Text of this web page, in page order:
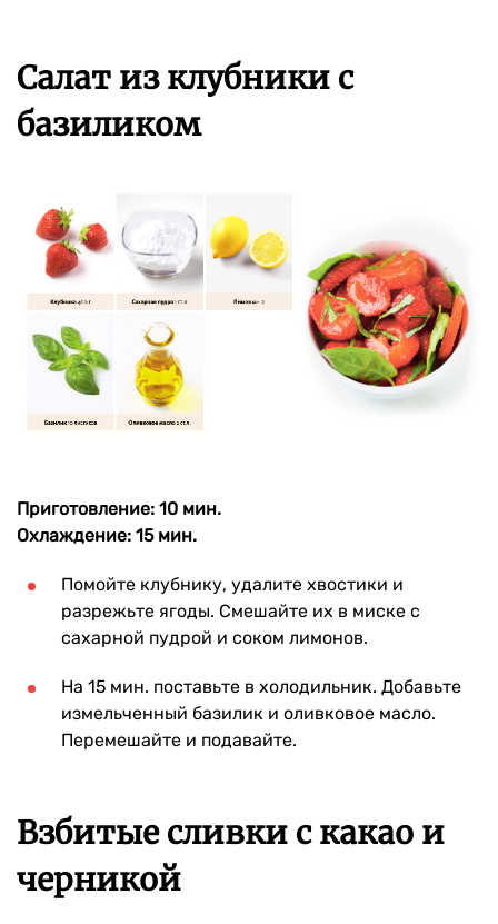
Салат из клубники с
базиликом
Приготовление: 10 мин.
Охлаждение: 15 мин.
Помойте клубнику, удалите хвостики и
разрежьте ягоды. Смешайте их в миске с
сахарной пудрой и соком лимонов.
На 15 мин. поставьте в холодильник. Добавьте
измельченный базилик и оливковое масло.
Перемешайте и подавайте.
Взбитые сливки с какао и
черникой